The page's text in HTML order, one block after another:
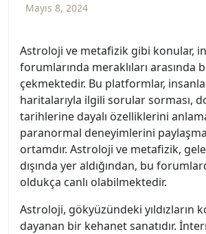
Mayıs 8, 2024
Astroloji ve metafizik gibi konular,
forumlarında meraklıları arasında
çekmektedir. Bu platformlar,
haritalarıyla ilgili sorular sorması,
tarihlerine dayalı özelliklerini
paranormal deneyimlerini
ortamdır. Astroloji ve metafizik,
dışında yer aldığından, bu
oldukça canlı olabilmektedir.
Astroloji, gökyüzündeki yıldızların
dayanan bir kehanet sanatıdır.